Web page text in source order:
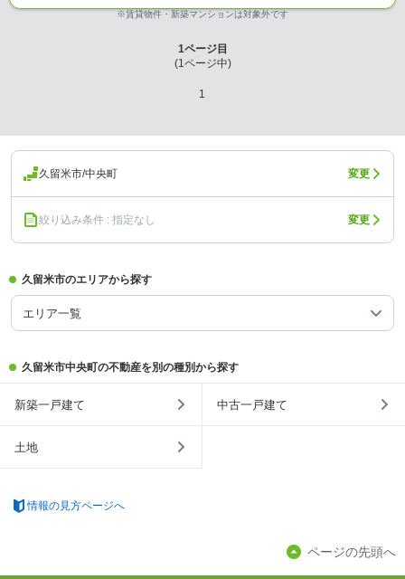
※賃貸物件・新築マンションは対象外です
1ページ目
(1ページ中)
1
久留米市/中央町 変更
絞り込み条件 : 指定なし 変更
久留米市のエリアから探す
エリア一覧
久留米市中央町の不動産を別の種別から探す
新築一戸建て 中古一戸建て
土地
情報の見方ページへ
ページの先頭へ